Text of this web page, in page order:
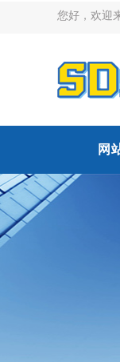
您好，欢迎
网